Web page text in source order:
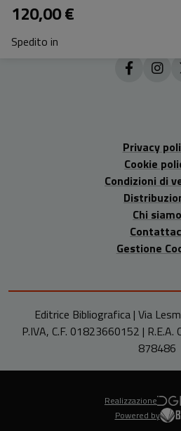
120,00 €
Spedito in
Privacy
Cookie
Condizioni di
Chi siamo
Gestione
Editrice Bibliografica | Via
P.IVA, C.F. 01823660152 | R.E.A.
878486
Realizzazione
Powered by